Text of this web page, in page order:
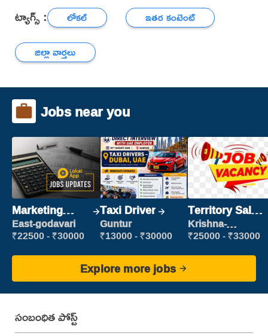
ట్యాగ్స్ : లోకల్
ఇతర కంటెంట్
జిల్లా వార్తలు
Jobs near you
Marketing
Executive
East-godavari
₹22500 - ₹30000
Taxi Driver
Guntur
₹13000 - ₹30000
Territory Sales
Manager
Krishna-
vijayawada
₹25000 - ₹33000
Explore more jobs
సంబంధిత పోస్ట్